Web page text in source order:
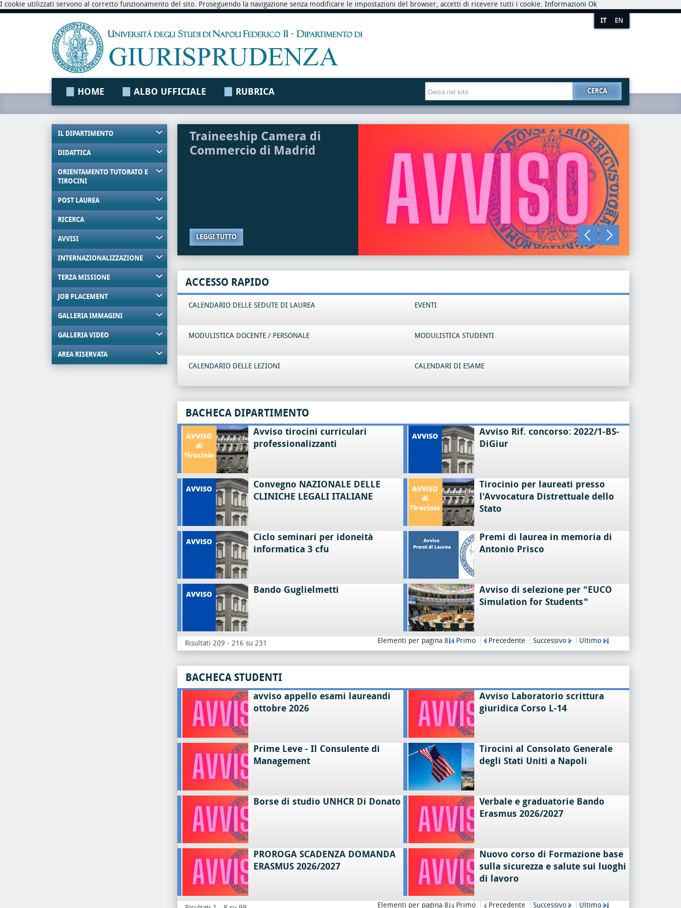
I cookie utilizzati servono al corretto funzionamento del sito. Proseguendo la navigazione senza modificare le impostazioni del browser, accetti di ricevere tutti i cookie. Informazioni Ok
IT EN
HOME ALBO UFFICIALE RUBRICA CERCA
IL DIPARTIMENTO
DIDATTICA
ORIENTAMENTO TUTORATO E
TIROCINI
POST LAUREA
RICERCA
AVVISI
INTERNAZIONALIZZAZIONE
TERZA MISSIONE
JOB PLACEMENT
GALLERIA IMMAGINI
GALLERIA VIDEO
AREA RISERVATA
Traineeship Camera di
Commercio di Madrid
LEGGI TUTTO
ACCESSO RAPIDO
CALENDARIO DELLE SEDUTE DI LAUREA EVENTI
MODULISTICA DOCENTE / PERSONALE MODULISTICA STUDENTI
CALENDARIO DELLE LEZIONI CALENDARI DI ESAME
BACHECA DIPARTIMENTO
Avviso tirocini curriculari
professionalizzanti
Avviso Rif. concorso: 2022/1-BS-
DiGiur
Convegno NAZIONALE DELLE
CLINICHE LEGALI ITALIANE
Tirocinio per laureati presso
l'Avvocatura Distrettuale dello
Stato
Ciclo seminari per idoneità
informatica 3 cfu
Premi di laurea in memoria di
Antonio Prisco
Bando Guglielmetti
Avviso di selezione per "EUCO
Simulation for Students"
Risultati 209 - 216 su 231 Elementi per pagina 8 Primo Precedente Successivo Ultimo
BACHECA STUDENTI
avviso appello esami laureandi
ottobre 2026
Avviso Laboratorio scrittura
giuridica Corso L-14
Prime Leve - Il Consulente di
Management
Tirocini al Consolato Generale
degli Stati Uniti a Napoli
Borse di studio UNHCR Di Donato
Verbale e graduatorie Bando
Erasmus 2026/2027
PROROGA SCADENZA DOMANDA
ERASMUS 2026/2027
Nuovo corso di Formazione base
sulla sicurezza e salute sui luoghi
di lavoro
Elementi per pagina 8 Primo Precedente Successivo Ultimo